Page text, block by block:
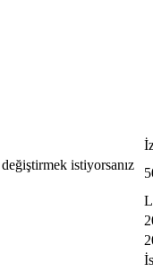
istiyorsanız